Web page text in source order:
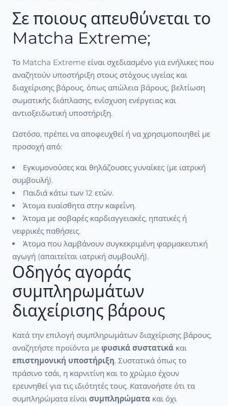
Σε ποιους απευθύνεται το
Matcha Extreme;
Το Matcha Extreme είναι σχεδιασμένο για ενήλικες που
αναζητούν υποστήριξη στους στόχους υγείας και
διαχείρισης βάρους, όπως απώλεια βάρους, βελτίωση
σωματικής διάπλασης, ενίσχυση ενέργειας και
αντιοξειδωτική υποστήριξη.
Ωστόσο, πρέπει να αποφευχθεί ή να χρησιμοποιηθεί με
προσοχή από:
Εγκυμονούσες και θηλάζουσες γυναίκες (με ιατρική
συμβουλή).
Παιδιά κάτω των 12 ετών.
Άτομα ευαίσθητα στην καφεΐνη.
Άτομα με σοβαρές καρδιαγγειακές, ηπατικές ή
νεφρικές παθήσεις.
Άτομα που λαμβάνουν συγκεκριμένη φαρμακευτική
αγωγή (απαιτείται ιατρική συμβουλή).
Οδηγός αγοράς
συμπληρωμάτων
διαχείρισης βάρους
Κατά την επιλογή συμπληρωμάτων διαχείρισης βάρους,
αναζητήστε προϊόντα με φυσικά συστατικά και
επιστημονική υποστήριξη. Συστατικά όπως το
πράσινο τσάι, η καρνιτίνη και το χρώμιο έχουν
ερευνηθεί για τις ιδιότητές τους. Κατανοήστε ότι τα
συμπληρώματα είναι συμπληρώματα και όχι